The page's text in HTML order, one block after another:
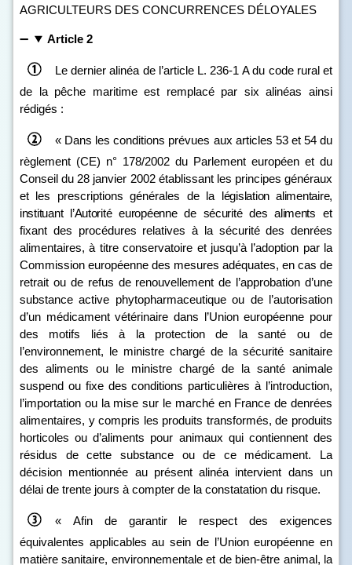
AGRICULTEURS DES CONCURRENCES DÉLOYALES
Article 2
Le dernier alinéa de l’article L. 236‑1 A du code rural et
de la pêche maritime est remplacé par six alinéas ainsi
rédigés :
« Dans les conditions prévues aux articles 53 et 54 du
règlement (CE) n° 178/2002 du Parlement européen et du
Conseil du 28 janvier 2002 établissant les principes généraux
et les prescriptions générales de la législation alimentaire,
instituant l’Autorité européenne de sécurité des aliments et
fixant des procédures relatives à la sécurité des denrées
alimentaires, à titre conservatoire et jusqu’à l’adoption par la
Commission européenne des mesures adéquates, en cas de
retrait ou de refus de renouvellement de l’approbation d’une
substance active phytopharmaceutique ou de l’autorisation
d’un médicament vétérinaire dans l’Union européenne pour
des motifs liés à la protection de la santé ou de
l’environnement, le ministre chargé de la sécurité sanitaire
des aliments ou le ministre chargé de la santé animale
suspend ou fixe des conditions particulières à l’introduction,
l’importation ou la mise sur le marché en France de denrées
alimentaires, y compris les produits transformés, de produits
horticoles ou d’aliments pour animaux qui contiennent des
résidus de cette substance ou de ce médicament. La
décision mentionnée au présent alinéa intervient dans un
délai de trente jours à compter de la constatation du risque.
« Afin de garantir le respect des exigences
équivalentes applicables au sein de l’Union européenne en
matière sanitaire, environnementale et de bien-être animal, la